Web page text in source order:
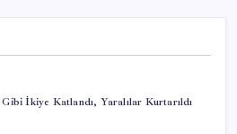
İkiye Katlandı, Yaralılar Kurtarıldı